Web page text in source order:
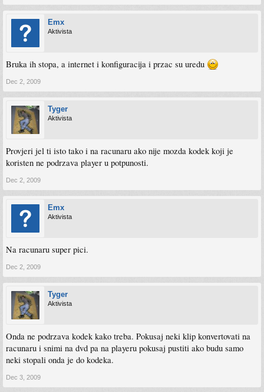
Emx
Aktivista
Bruka ih stopa, a internet i konfiguracija i przac su uredu
Dec 2, 2009
Tyger
Aktivista
Provjeri jel ti isto tako i na racunaru ako nije mozda kodek koji je
koristen ne podrzava player u potpunosti.
Dec 2, 2009
Emx
Aktivista
Na racunaru super pici.
Dec 2, 2009
Tyger
Aktivista
Onda ne podrzava kodek kako treba. Pokusaj neki klip konvertovati na
racunaru i snimi na dvd pa na playeru pokusaj pustiti ako budu samo
neki stopali onda je do kodeka.
Dec 3, 2009